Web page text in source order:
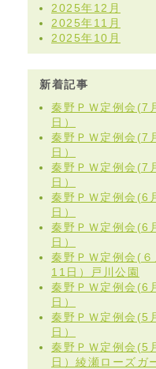
2025年12月
2025年11月
2025年10月
新着記事
秦野ＰＷ定例会(7
日）
秦野ＰＷ定例会(7
日）
秦野ＰＷ定例会(7
日）
秦野ＰＷ定例会(6
日）
秦野ＰＷ定例会(6
日）
秦野ＰＷ定例会(６
11日）戸川公園
秦野ＰＷ定例会(6
日）
秦野ＰＷ定例会(5
日）
秦野ＰＷ定例会(5
日）綾瀬ローズガ